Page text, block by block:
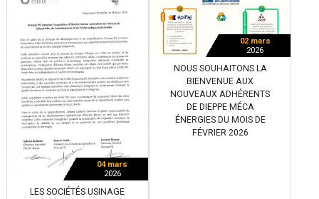
04 mars
2026
LES SOCIÉTÉS USINAGE
02 mars
2026
NOUS SOUHAITONS LA
BIENVENUE AUX
NOUVEAUX ADHÉRENTS
DE DIEPPE MÉCA
ÉNERGIES DU MOIS DE
FÉVRIER 2026